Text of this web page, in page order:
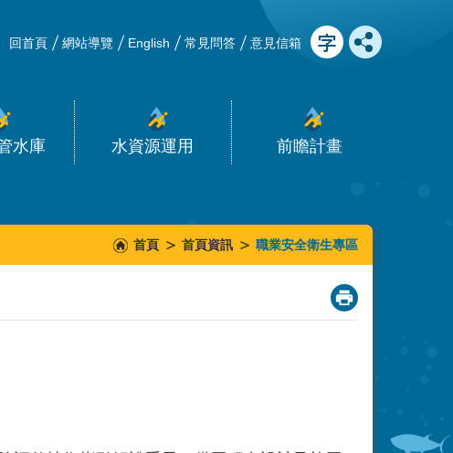
回首頁 網站導覽 English 常見問答 意見信箱
水庫 水資源運用 前瞻計畫
首頁 首頁資訊 職業安全衛生專區
_